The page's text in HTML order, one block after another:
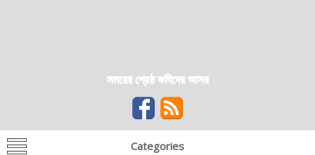
সময়ের শ্রেষ্ঠ কবিদের আসর
Categories